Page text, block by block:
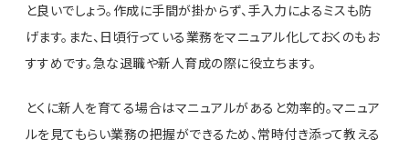
と良いでしょう。作成に手間が掛からず、手入力によるミスも防
げます。また、日頃行っている業務をマニュアル化しておくのもお
すすめです。急な退職や新人育成の際に役立ちます。
とくに新人を育てる場合はマニュアルがあると効率的。マニュア
ルを見てもらい業務の把握ができるため、常時付き添って教える